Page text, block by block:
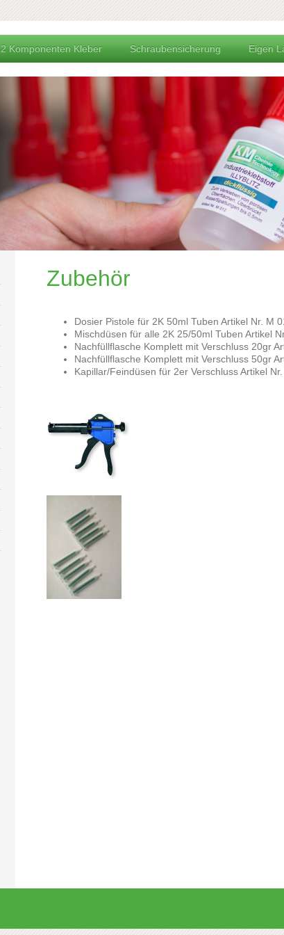
2 Komponenten Kleber Schraubensicherung Eigen
Zubehör
Dosier Pistole für 2K 50ml Tuben Artikel Nr. M
Mischdüsen für alle 2K 25/50ml Tuben Artikel
Nachfüllflasche Komplett mit Verschluss 20gr
Nachfüllflasche Komplett mit Verschluss 50gr
Kapillar/Feindüsen für 2er Verschluss Artikel